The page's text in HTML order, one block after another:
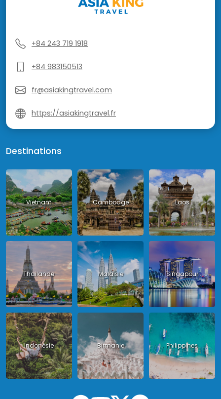
+84 243 719 1918
+84 983150513
fr@asiakingtravel.com
https://asiakingtravel.fr
Destinations
Vietnam Cambodge Laos
Thailande Malaisie Singapour
Indonésie Birmanie Philippines